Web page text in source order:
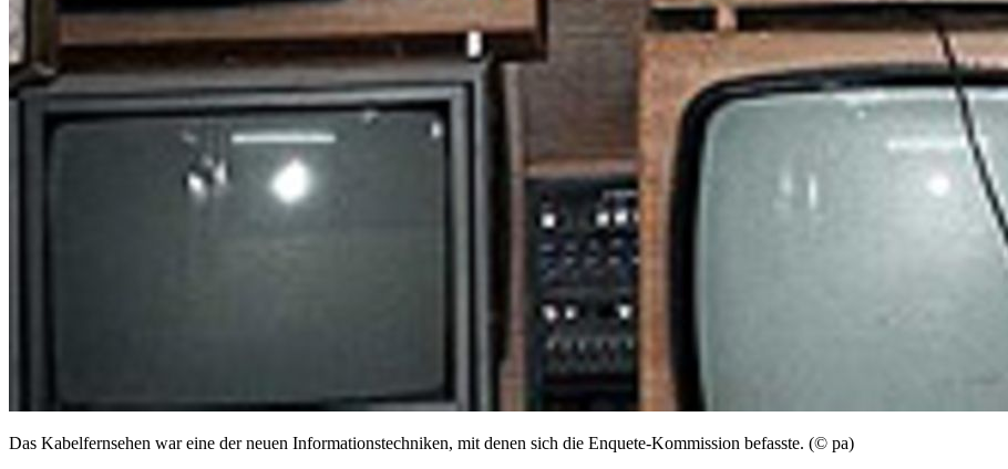
Das Kabelfernsehen war eine der neuen Informationstechniken, mit denen sich die Enquete-Kommission befasste. (© pa)